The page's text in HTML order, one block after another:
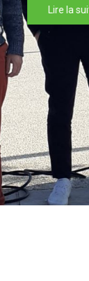
Lire la